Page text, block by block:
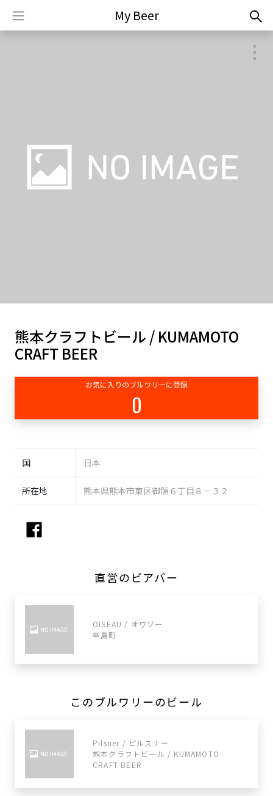
My Beer
⋮
熊本クラフトビール / KUMAMOTO
CRAFT BEER
お気に入りのブルワリーに登録
0
国 日本
所在地 熊本県熊本市東区御領６丁目８－３２
直営のビアバー
OISEAU / オワゾー
辛島町
このブルワリーのビール
Pilsner / ピルスナー
熊本クラフトビール / KUMAMOTO
CRAFT BEER